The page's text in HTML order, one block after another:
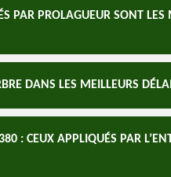
PAR PROLAGUEUR SONT
DANS LES MEILLEURS
: CEUX APPLIQUÉS PAR